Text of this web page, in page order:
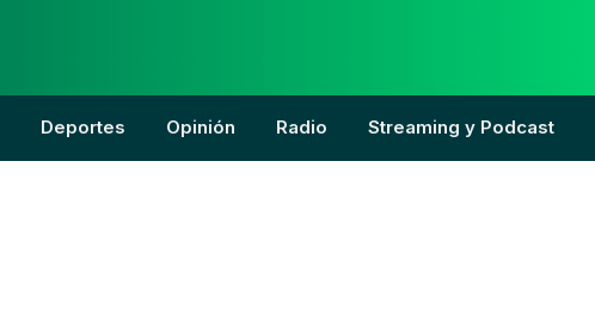
Deportes Opinión Radio Streaming y Podcast